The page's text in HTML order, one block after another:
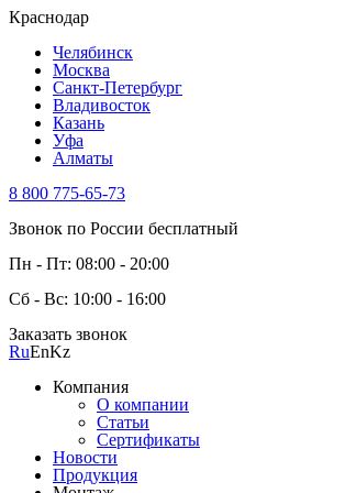
Краснодар
Челябинск
Москва
Санкт-Петербург
Владивосток
Казань
Уфа
Алматы
8 800 775-65-73
Звонок по России бесплатный
Пн - Пт: 08:00 - 20:00
Сб - Вс: 10:00 - 16:00
Заказать звонок
RuEnKz
Компания
О компании
Статьи
Сертификаты
Новости
Продукция